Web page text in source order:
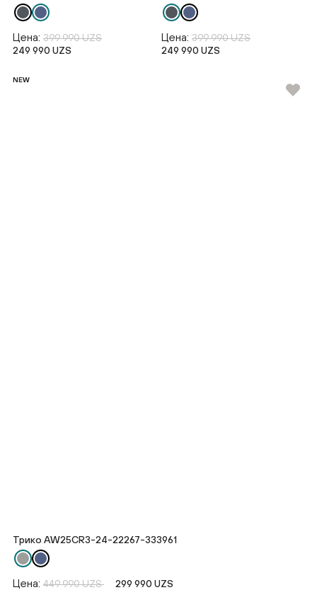
Цена: 399 990 UZS
249 990 UZS
Цена: 399 990 UZS
249 990 UZS
NEW
Трико AW25CR3-24-22267-333961
Цена: 449 990 UZS 299 990 UZS